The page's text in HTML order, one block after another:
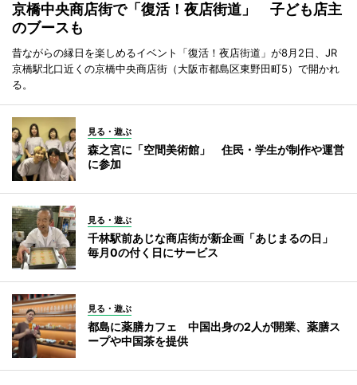
京橋中央商店街で「復活！夜店街道」 子ども店主
のブースも
昔ながらの縁日を楽しめるイベント「復活！夜店街道」が8月2日、JR
京橋駅北口近くの京橋中央商店街（大阪市都島区東野田町5）で開かれ
る。
見る・遊ぶ
森之宮に「空間美術館」 住民・学生が制作や運営
に参加
見る・遊ぶ
千林駅前あじな商店街が新企画「あじまるの日」
毎月0の付く日にサービス
見る・遊ぶ
都島に薬膳カフェ 中国出身の2人が開業、薬膳ス
ープや中国茶を提供